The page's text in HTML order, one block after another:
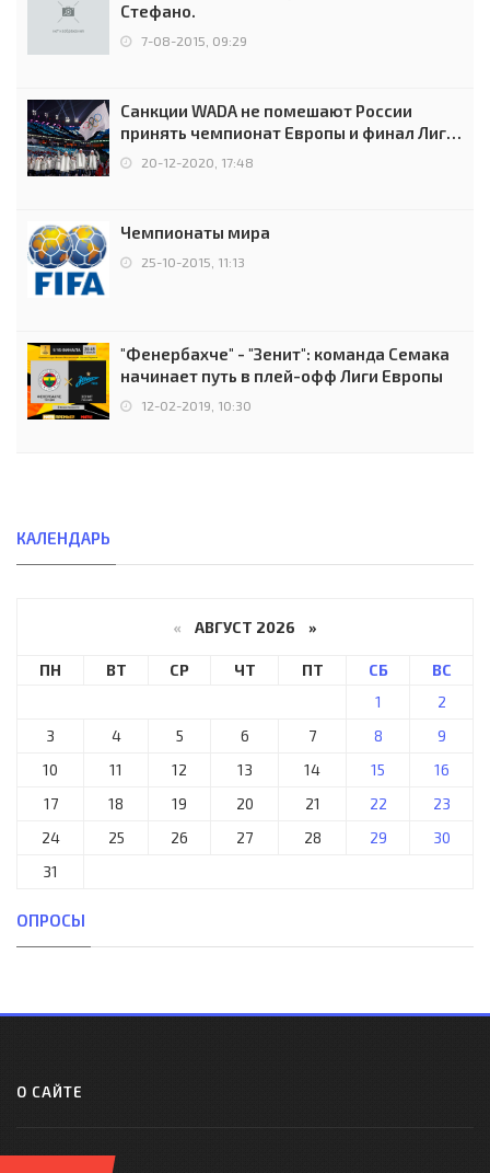
Стефано.
7-08-2015, 09:29
Санкции WADA не помешают России
принять чемпионат Европы и финал Лиги
чемпионов.
20-12-2020, 17:48
Чемпионаты мира
25-10-2015, 11:13
"Фенербахче" - "Зенит": команда Семака
начинает путь в плей-офф Лиги Европы
12-02-2019, 10:30
КАЛЕНДАРЬ
« АВГУСТ 2026 »
ПН ВТ СР ЧТ ПТ СБ
ВС
1
2
3
4 5 6 7 8
9
10
11 12 13 14 15
16
17
18 19 20 21 22
23
24
25 26 27 28 29
30
31
ОПРОСЫ
О САЙТЕ